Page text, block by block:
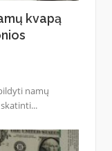
kvapą
namų